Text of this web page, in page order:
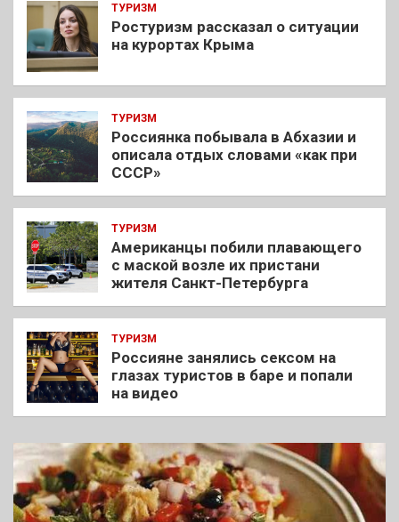
ТУРИЗМ
Ростуризм рассказал о ситуации
на курортах Крыма
ТУРИЗМ
Россиянка побывала в Абхазии и
описала отдых словами «как при
СССР»
ТУРИЗМ
Американцы побили плавающего
с маской возле их пристани
жителя Санкт-Петербурга
ТУРИЗМ
Россияне занялись сексом на
глазах туристов в баре и попали
на видео